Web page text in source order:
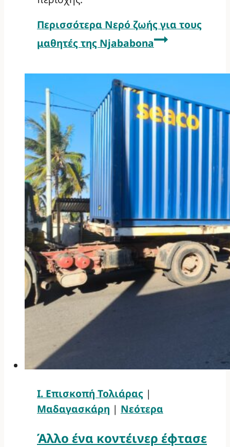
Περισσότερα Νερό ζωής για τους
μαθητές της Njababona
Ι. Επισκοπή Τολιάρας |
Μαδαγασκάρη | Νεότερα
Άλλο ένα κοντέινερ έφτασε